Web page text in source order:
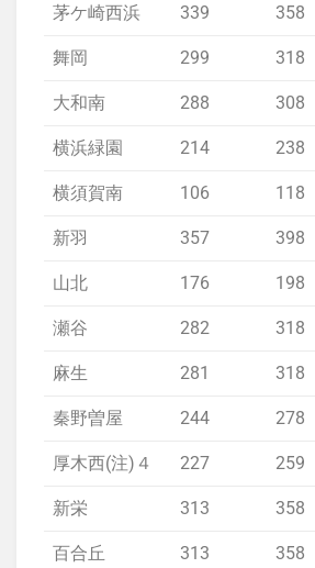
茅ケ崎西浜 339 358
舞岡 299 318
大和南 288 308
横浜緑園 214 238
横須賀南 106 118
新羽 357 398
山北 176 198
瀬谷 282 318
麻生 281 318
秦野曽屋 244 278
厚木西(注)４ 227 259
新栄 313 358
百合丘 313 358